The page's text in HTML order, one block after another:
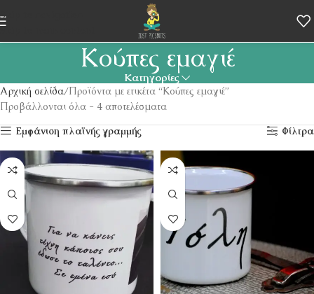
Skip to navigation
Skip to main content
Κούπες εμαγιέ
Κατηγορίες
Αρχική σελίδα Προϊόντα με ετικέτα “Κούπες εμαγιέ”
Προβάλλονται όλα - 4 αποτελέσματα
Εμφάνιση πλαϊνής γραμμής
Φίλτρα